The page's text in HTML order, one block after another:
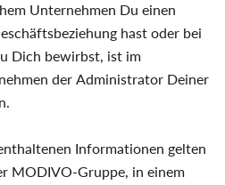
Unternehmen Du einen
hast oder bei
Dich bewirbst, ist im
der Administrator Deiner
Informationen gelten
MODIVO-Gruppe, in einem